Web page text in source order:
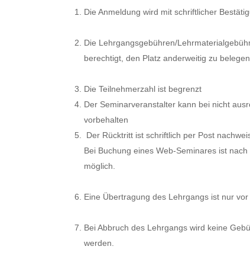
Die Anmeldung wird mit schriftlicher
Die Lehrgangsgebühren/
berechtigt, den Platz anderweitig zu
Die Teilnehmerzahl ist begrenzt
Der Seminarveranstalter kann bei nicht
vorbehalten
Der Rücktritt ist schriftlich per Post
Bei Buchung eines Web-Seminares ist
möglich.
Eine Übertragung des Lehrgangs ist nur
Bei Abbruch des Lehrgangs wird keine
werden.